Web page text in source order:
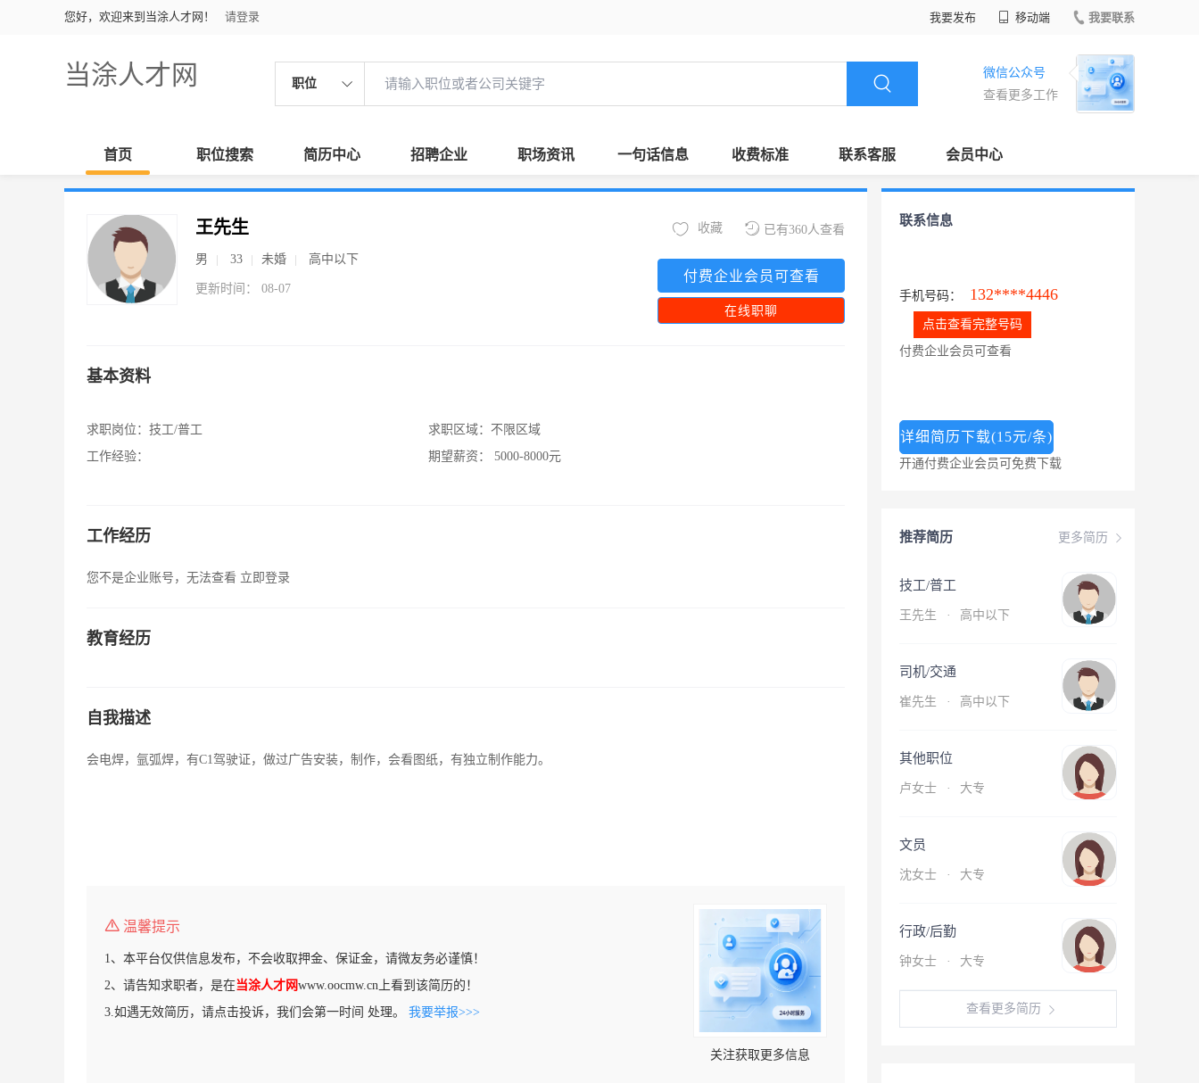
您好，欢迎来到当涂人才网！ 请登录 我要发布 移动端 我要联系
当涂人才网 职位
微信公众号
查看更多工作
首页 职位搜索 简历中心 招聘企业 职场资讯 一句话信息 收费标准 联系客服 会员中心
王先生
男 33 未婚 高中以下
更新时间： 08-07
已有360人查看
收藏
付费企业会员可查看
在线职聊
基本资料
求职岗位： 技工/普工
工作经验：
求职区域： 不限区域
期望薪资：
5000-8000元
工作经历
您不是企业账号，无法查看 立即登录
教育经历
自我描述
会电焊，氩弧焊，有C1驾驶证，做过广告安装，制作，会看图纸，有独立制作能力。
温馨提示
1、本平台仅供信息发布，不会收取押金、保证金，请微友务必谨慎！
2、请告知求职者，是在当涂人才网www.oocmw.cn上看到该简历的！
3.如遇无效简历，请点击投诉，我们会第一时间 处理。 我要举报>>>
关注获取更多信息
联系信息
手机号码： 132****4446
点击查看完整号码
付费企业会员可查看
详细简历下载(15元/条)
开通付费企业会员可免费下载
更多简历
推荐简历
技工/普工
王先生 · 高中以下
司机/交通
崔先生 · 高中以下
其他职位
卢女士 · 大专
文员
沈女士 · 大专
行政/后勤
钟女士 · 大专
查看更多简历